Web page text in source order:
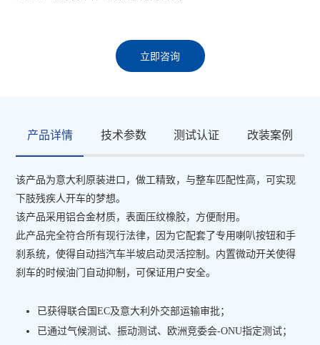
立即咨询
产品详情 技术参数 测试认证 改装案例
该产品为意大利原装进口，做工精致，与整车匹配性高，可实现
下肢残疾人开车的梦想。
该产品采用铝合金材质，表面压纹橡胶，方便耐用。
此产品完全符合所有现行法律，因为它配套了专用喇叭按钮和手
刹系统，使得自动挡汽车半坡启动灵活控制。内置微动开关使得
刹车的时候油门自动抑制，可保证用户安全。
已获得联合国EC及意大利外交部运输审批；
已通过气候测试、振动测试、欧洲竞委会-ONU指定测试；